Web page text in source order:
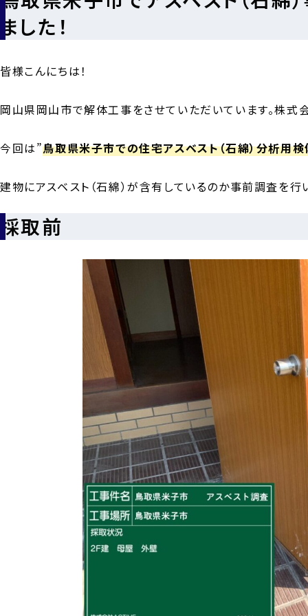
ました！
皆様こんにちは！
岡山県岡山市で解体工事をさせていただいています。株式会
今回は”鳥取県米子市での住宅アスベスト（石綿）分析用
建物にアスベスト（石綿）が含有しているのか事前調査を
採取前